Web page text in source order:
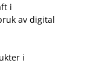
i
av digital
i